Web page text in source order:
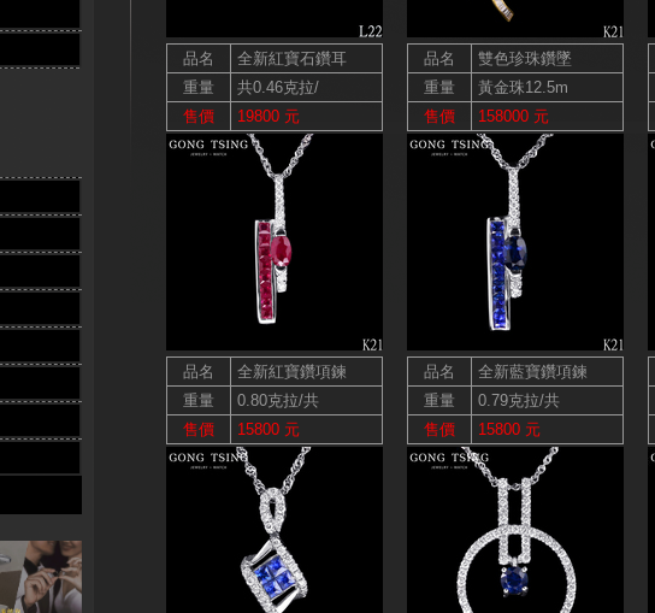
品名
全新紅寶石鑽耳
重量
共0.46克拉/
售價
19800 元
品名
雙色珍珠鑽墜
重量
黃金珠12.5m
售價
158000 元
品名
全新紅寶鑽項鍊
重量
0.80克拉/共
售價
15800 元
品名
全新藍寶鑽項鍊
重量
0.79克拉/共
售價
15800 元